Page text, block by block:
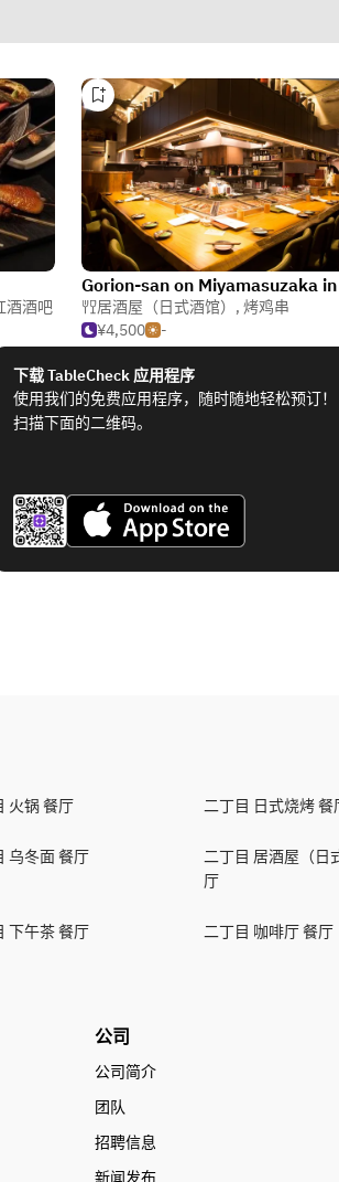
酒酒吧
居酒屋（日式酒馆） , 烤鸡串
¥4,500
-
下载 TableCheck 应用程序
使用我们的免费应用程序，随时随地轻松预订！
扫描下面的二维码。
火锅 餐厅 二丁目 日式烧烤 餐
乌冬面 餐厅
二丁目 居酒屋（日
厅
下午茶 餐厅 二丁目 咖啡厅 餐厅
公司
公司简介
团队
招聘信息
新闻发布